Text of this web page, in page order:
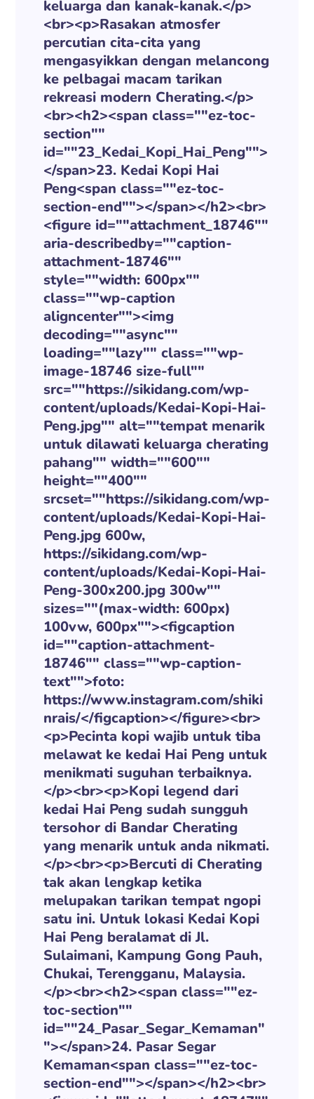
keluarga dan kanak-kanak.</p>
<br><p>Rasakan atmosfer
percutian cita-cita yang
mengasyikkan dengan melancong
ke pelbagai macam tarikan
rekreasi modern Cherating.</p>
<br><h2><span class=""ez-toc-
section""
id=""23_Kedai_Kopi_Hai_Peng"">
</span>23. Kedai Kopi Hai
Peng<span class=""ez-toc-
section-end""></span></h2><br>
<figure id=""attachment_18746""
aria-describedby=""caption-
attachment-18746""
style=""width: 600px""
class=""wp-caption
aligncenter""><img
decoding=""async""
loading=""lazy"" class=""wp-
image-18746 size-full""
src=""https://sikidang.com/wp-
content/uploads/Kedai-Kopi-Hai-
Peng.jpg"" alt=""tempat menarik
untuk dilawati keluarga cherating
pahang"" width=""600""
height=""400""
srcset=""https://sikidang.com/wp-
content/uploads/Kedai-Kopi-Hai-
Peng.jpg 600w,
https://sikidang.com/wp-
content/uploads/Kedai-Kopi-Hai-
Peng-300x200.jpg 300w""
sizes=""(max-width: 600px)
100vw, 600px""><figcaption
id=""caption-attachment-
18746"" class=""wp-caption-
text"">foto:
https://www.instagram.com/shiki
nrais/</figcaption></figure><br>
<p>Pecinta kopi wajib untuk tiba
melawat ke kedai Hai Peng untuk
menikmati suguhan terbaiknya.
</p><br><p>Kopi legend dari
kedai Hai Peng sudah sungguh
tersohor di Bandar Cherating
yang menarik untuk anda nikmati.
</p><br><p>Bercuti di Cherating
tak akan lengkap ketika
melupakan tarikan tempat ngopi
satu ini. Untuk lokasi Kedai Kopi
Hai Peng beralamat di Jl.
Sulaimani, Kampung Gong Pauh,
Chukai, Terengganu, Malaysia.
</p><br><h2><span class=""ez-
toc-section""
id=""24_Pasar_Segar_Kemaman"
"></span>24. Pasar Segar
Kemaman<span class=""ez-toc-
section-end""></span></h2><br>